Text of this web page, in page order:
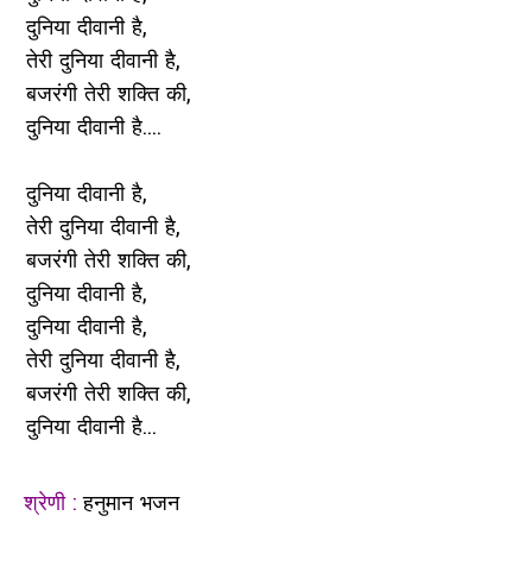
दुनिया दीवानी है,
तेरी दुनिया दीवानी है,
बजरंगी तेरी शक्ति की,
दुनिया दीवानी है....
दुनिया दीवानी है,
तेरी दुनिया दीवानी है,
बजरंगी तेरी शक्ति की,
दुनिया दीवानी है,
दुनिया दीवानी है,
तेरी दुनिया दीवानी है,
बजरंगी तेरी शक्ति की,
दुनिया दीवानी है...
श्रेणी :हनुमान भजन